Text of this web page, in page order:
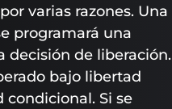
varias razones. Una
programará una
decisión de liberación.
bajo libertad
Si se